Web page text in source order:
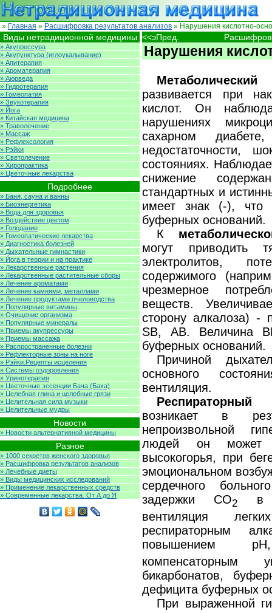
» Главная » Расшифровка результатов анализов » Нарушения кислотно-
<<эПред.
Нарушения
развивается при
кислот. Он
нарушениях
сахарном
недостаточности,
состояниях.
снижение
стандартных и
имеет знак (-), что
буферных оснований.
К
могут приводить
электролитов,
содержимого
чрезмерное
веществ.
сторону алкалоза) -
SB, АВ. Величина
буферных оснований.
Причиной
основного
вентиляция.
возникает в
непроизвольной
людей он может
высокогорья, при
эмоциональном
сердечного
задержки CO2 в
вентиляция
респираторным
повышением
компенсаторным
бикарбонатов,
дефицита буферных
При выраженной
Виды нетрадиционной медицины
» Акупрессура
» Акупунктура (иглоукалывание)
» Апитерапия
» Ароматерапия
» Аюрведа
» Гидротерапия
» Гомеопатия
» Звукотерапия
» Йога
» Китайская медицина
» Траволечение
» Массаж
» Рефлексология
» Рэйки
» Светолечение
» Хиропрактика
» Цветочные лекарства
Подробнее
» Баня, сауна и ванны
» Биоэнергетика
» Вода для здоровья
» Воздействие цветом
» Голодание
» Гомеопатические лекарства
» Диагностика болезней
» Дыхательные гимнастики
» Йога в теории и на практике
» Лекарственные растения
» Лекарственные растительные сборы
» Лечение ароматами
» Лечение камнями, металлами
» Лечение продуктами пчеловодства
» Популярные витамины
» Очищение организма
» Популярные минералы
» Приемы акупрессуры
» Приемы массажа
» Распространенные болезни
» Рефлекторные зоны на ноге
» Рэйки.Рецепты исцеления
» Системы оздоровления
» Уринотерапия
» Цветочные эссенции Бача (Баха)
» Целебная глина и целебные грязи
» Целительная сила музыки
» Целительные мудры
Новости
» Новости альтернативной медицины
Разное
» 1000 секретов женского здоровья
» Расшифровка результатов анализов
» Лечебные диеты
» Виды медицинских исследований
» Применение лекарственных средств
» Современные лекарства. От А до Я